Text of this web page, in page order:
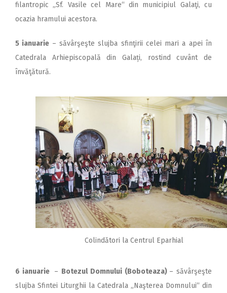
filantropic „Sf. Vasile cel Mare“ din municipiul Galaţi, cu
ocazia hramului acestora.
5 ianuarie – săvârşeşte slujba sfinţirii celei mari a apei în
Catedrala Arhiepiscopală din Galați, rostind cuvânt de
învăţătură.
Colindători la Centrul Eparhial
6 ianuarie – Botezul Domnului (Boboteaza) – săvârşeşte
slujba Sfintei Liturghii la Catedrala „Naşterea Domnului“ din